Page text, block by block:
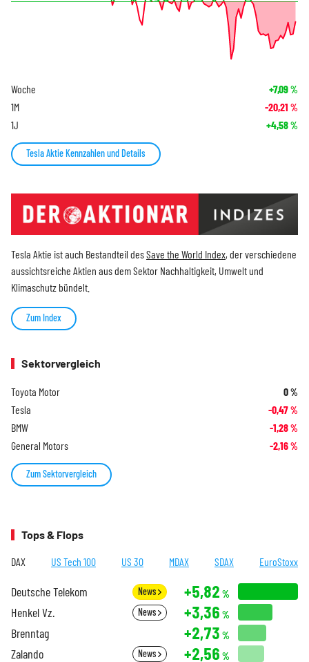
Woche +7,09%
1M -20,21 %
1J +4,58%
Tesla Aktie Kennzahlen und Details
Tesla Aktie ist auch Bestandteil desSave the World Index, der verschiedene
aussichtsreiche Aktien aus dem Sektor Nachhaltigkeit, Umwelt und
Klimaschutz bündelt.
Zum Index
Sektorvergleich
Toyota Motor 0%
Tesla -0,47%
BMW -1,28%
General Motors -2,16%
Zum Sektorvergleich
Tops & Flops
DAX US Tech 100 US 30 MDAX SDAX EuroStoxx
Deutsche Telekom News +5,82 %
Henkel Vz. News +3,36 %
Brenntag +2,73 %
Zalando News +2,56 %